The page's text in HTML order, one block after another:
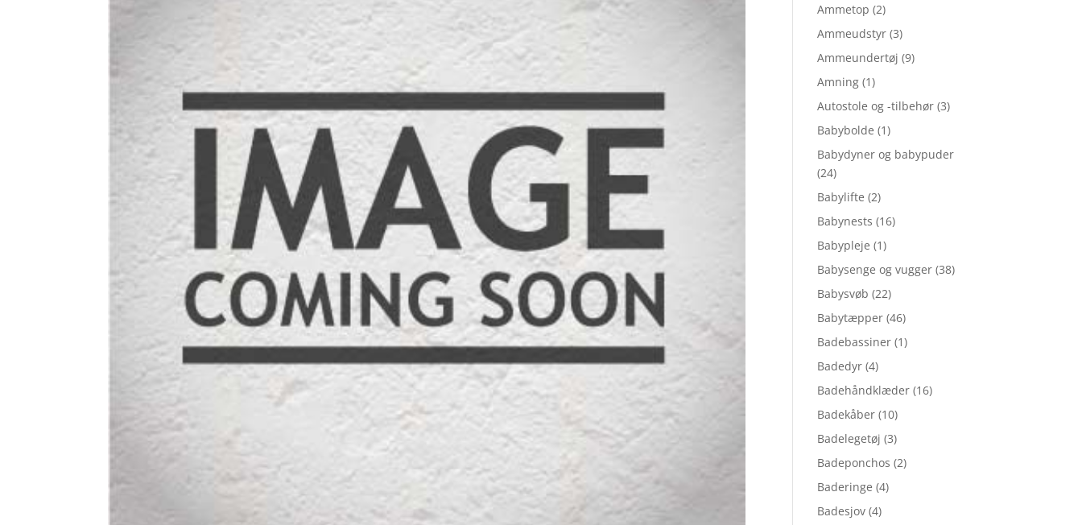
Ammetop (2)
Ammeudstyr (3)
Ammeundertøj (9)
Amning (1)
Autostole og -tilbehør (3)
Babybolde (1)
Babydyner og babypuder
(24)
Babylifte (2)
Babynests (16)
Babypleje (1)
Babysenge og vugger (38)
Babysvøb (22)
Babytæpper (46)
Badebassiner (1)
Badedyr (4)
Badehåndklæder (16)
Badekåber (10)
Badelegetøj (3)
Badeponchos (2)
Baderinge (4)
Badesjov (4)